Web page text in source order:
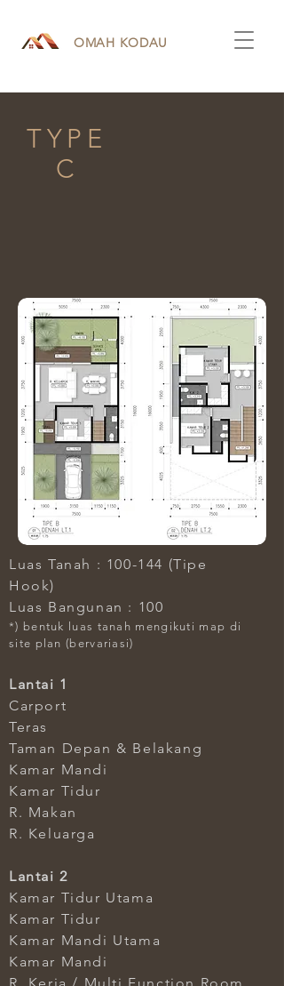
OMAH KODAU
TYPE
C
Luas Tanah : 100-144 (Tipe
Hook)
Luas Bangunan : 100
*) bentuk luas tanah mengikuti map di
site plan (bervariasi)
Lantai 1
Carport
Teras
Taman Depan & Belakang
Kamar Mandi
Kamar Tidur
R. Makan
R. Keluarga
Lantai 2
Kamar Tidur Utama
Kamar Tidur
Kamar Mandi Utama
Kamar Mandi